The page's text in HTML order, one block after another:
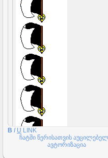
B I U LINK
ჩატში წერისათვის
ავტორიზაცია